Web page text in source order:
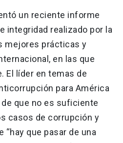
un reciente informe
integridad realizado por la
mejores prácticas y
en las que
El líder en temas de
para América
de que no es suficiente
casos de corrupción y
“hay que pasar de una